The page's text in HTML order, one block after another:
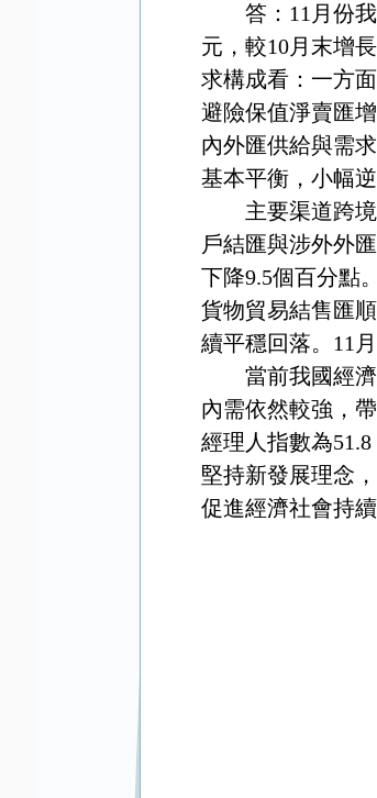
答：11月份我
元，較10月末增
求構成看：一方
避險保值淨賣匯
內外匯供給與需
基本平衡，小幅逆
主要渠道跨境
戶結匯與涉外外
下降9.5個百分點
貨物貿易結售匯
續平穩回落。11
當前我國經濟
內需依然較強，
經理人指數為
堅持新發展理念
促進經濟社會持